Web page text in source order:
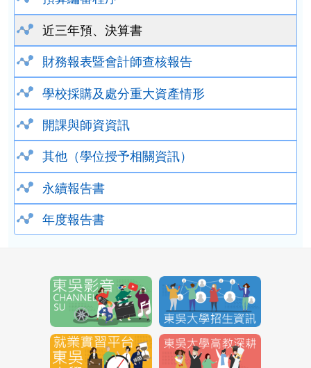
近三年預、決算書
財務報表暨會計師查核報告
學校採購及處分重大資產情形
開課與師資資訊
其他（學位授予相關資訊）
永續報告書
年度報告書